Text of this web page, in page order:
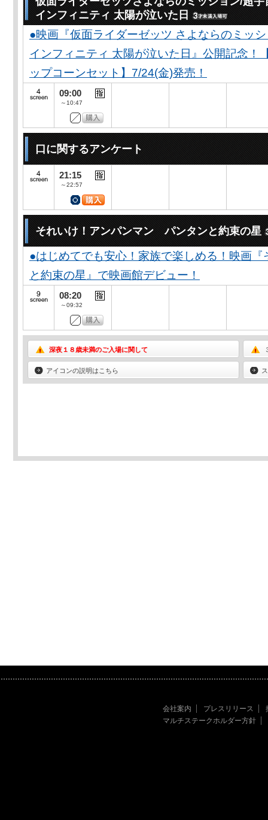
インフィニティ 太陽が泣いた日
●映画『仮面ライダーゼッツ さよならのミッ
インフィニティ 太陽が泣いた日』公開記念！
ップコーンセット】7/24(金)発売！
09:00
～10:47
口に関するアンケート
21:15
～22:57
それいけ！アンパンマン パンタンと約束の星
●はじめてでも安心！家族で楽しめる！映画
と約束の星』で映画館デビュー！
08:20
～09:32
深夜１８歳未満のご入場に関して
アイコンの説明はこちら
会社案内 プレスリリース
マルチステークホルダー方針